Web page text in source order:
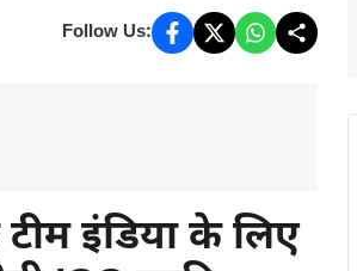
Follow Us:
इंडिया के लिए